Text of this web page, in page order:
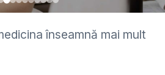
•
înseamnă mai mult